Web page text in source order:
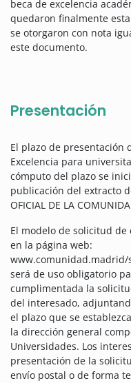
beca de excelencia
quedaron finalmente
se otorgaron con nota
este documento.
Presentación
El plazo de presentación
Excelencia para
cómputo del plazo se
publicación del extracto
OFICIAL DE LA
El modelo de solicitud
en la página web:
será de uso obligatorio
cumplimentada la
del interesado,
el plazo que se
la dirección general
Universidades. Los
presentación de la
envío postal o de forma